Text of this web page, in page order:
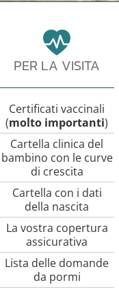
PER LA VISITA
Certificati vaccinali
(molto importanti)
Cartella clinica del
bambino con le curve
di crescita
Cartella con i dati
della nascita
La vostra copertura
assicurativa
Lista delle domande
da pormi